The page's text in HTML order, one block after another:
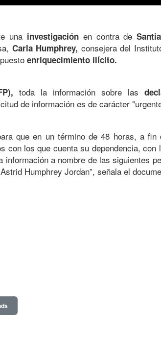
una investigación en contra de
Carla Humphrey, consejera del
enriquecimiento ilícito.
toda la información sobre las
de información es de carácter
que en un término de 48 horas, a fin
con los que cuenta su dependencia, con
a nombre de las siguientes
Humphrey Jordan”, señala el